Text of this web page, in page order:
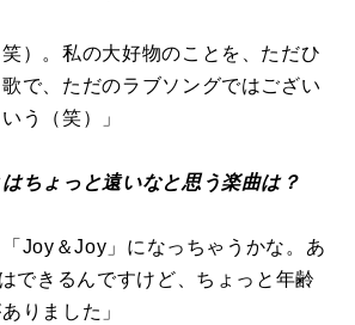
笑）。私の大好物のことを、ただひ
で、ただのラブソングではござい
う（笑）」
ちょっと遠いなと思う楽曲は？
「Joy＆Joy」になっちゃうかな。あ
できるんですけど、ちょっと年齢
りました」